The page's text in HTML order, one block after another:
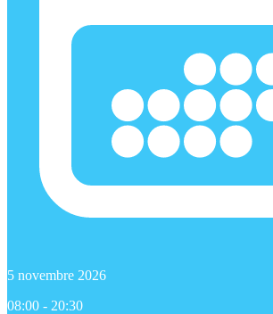
5 novembre 2026
08:00 - 20:30